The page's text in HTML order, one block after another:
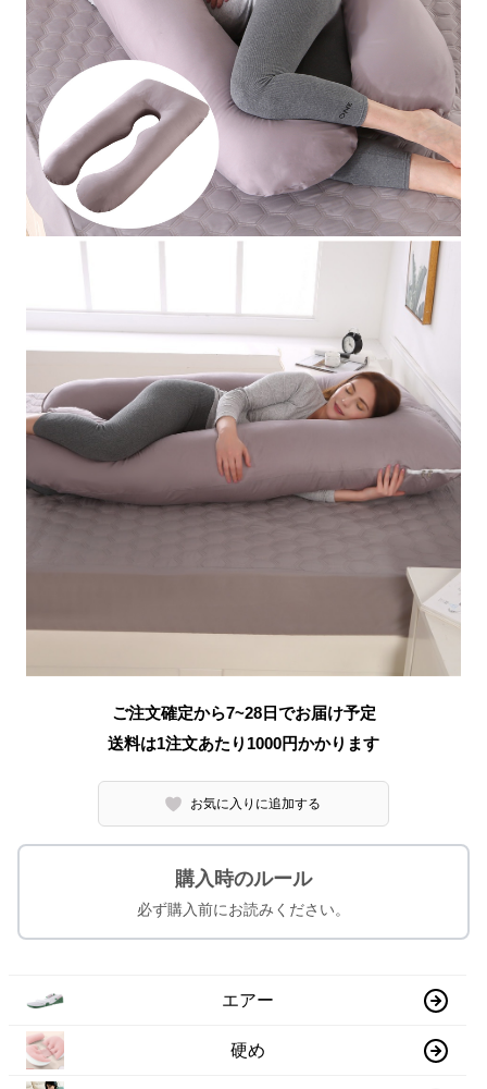
ご注文確定から7~28日でお届け予定
送料は1注文あたり 1000円かかります
お気に入りに追加する
購入時のルール
必ず購入前にお読みください。
エアー
硬め